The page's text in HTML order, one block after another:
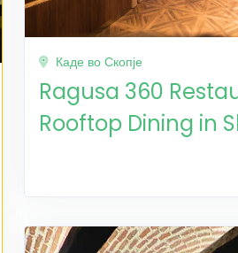
Каде во Скопје
Ragusa 360
Rooftop Dining in